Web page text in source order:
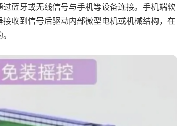
蓝牙或无线信号与手机等设备连接。手机端软
收到信号后驱动内部微型电机或机械结构，在